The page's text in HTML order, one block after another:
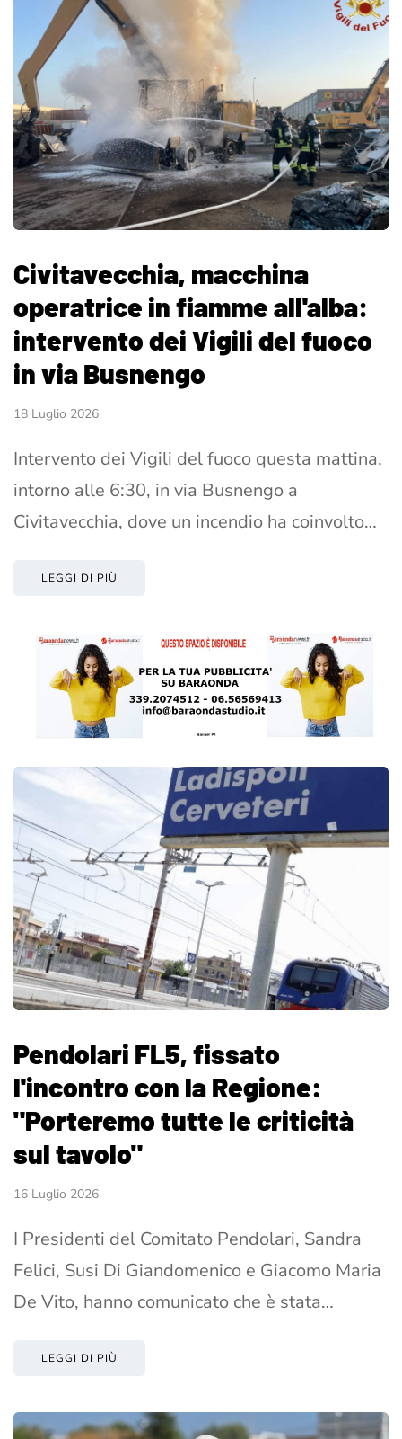
Civitavecchia, macchina
operatrice in fiamme all'alba:
intervento dei Vigili del fuoco
in via Busnengo
18 Luglio 2026
Intervento dei Vigili del fuoco questa mattina,
intorno alle 6:30, in via Busnengo a
Civitavecchia, dove un incendio ha coinvolto…
LEGGI DI PIÙ
Pendolari FL5, fissato
l'incontro con la Regione:
"Porteremo tutte le criticità
sul tavolo"
16 Luglio 2026
I Presidenti del Comitato Pendolari, Sandra
Felici, Susi Di Giandomenico e Giacomo Maria
De Vito, hanno comunicato che è stata…
LEGGI DI PIÙ